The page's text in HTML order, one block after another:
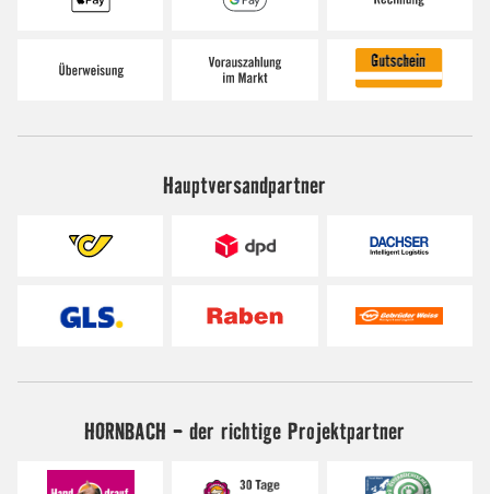
Hauptversandpartner
HORNBACH - der richtige Projektpartner